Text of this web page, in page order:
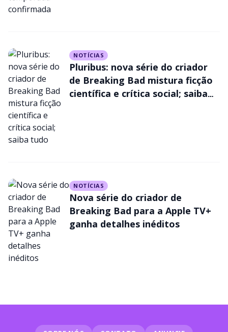
NOTÍCIAS
Pluribus: nova série do criador
de Breaking Bad mistura ficção
científica e crítica social; saiba
NOTÍCIAS
Nova série do criador de
Breaking Bad para a Apple TV+
ganha detalhes inéditos